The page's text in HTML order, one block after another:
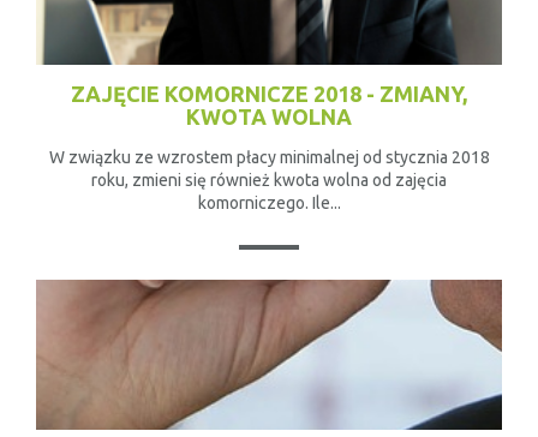
ZAJĘCIE KOMORNICZE 2018 - ZMIANY,
KWOTA WOLNA
W związku ze wzrostem płacy minimalnej od stycznia 2018
roku, zmieni się również kwota wolna od zajęcia
komorniczego. Ile...